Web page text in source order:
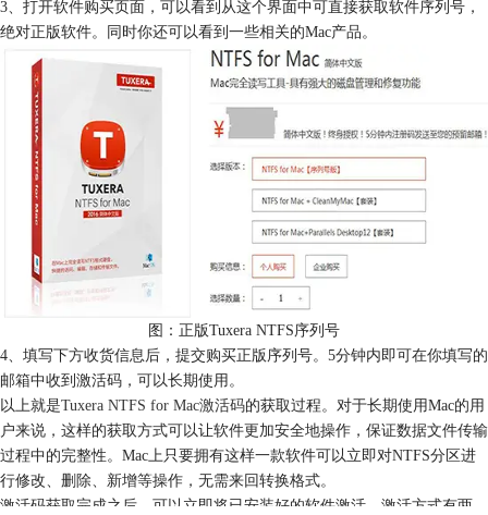
3、打开软件购买页面，可以看到从这个界面中可直接获取软件序列号，
绝对正版软件。同时你还可以看到一些相关的Mac产品。
图：正版Tuxera NTFS序列号
4、填写下方收货信息后，提交购买正版序列号。5分钟内即可在你填写的
邮箱中收到激活码，可以长期使用。
以上就是Tuxera NTFS for Mac激活码的获取过程。对于长期使用Mac的用
户来说，这样的获取方式可以让软件更加安全地操作，保证数据文件传输
过程中的完整性。Mac上只要拥有这样一款软件可以立即对NTFS分区进
行修改、删除、新增等操作，无需来回转换格式。
激活码获取完成之后，可以立即将已安装好的软件激活，激活方式有两